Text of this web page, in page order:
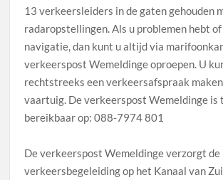
13 verkeersleiders in de gaten gehouden
radaropstellingen. Als u problemen hebt
navigatie, dan kunt u altijd via
verkeerspost Wemeldinge oproepen. U
rechtstreeks een verkeersafspraak
vaartuig. De verkeerspost Wemeldinge is
bereikbaar op: 088-7974 801
De verkeerspost Wemeldinge verzorgt de
verkeersbegeleiding op het Kanaal van